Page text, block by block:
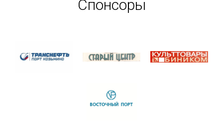
Спонсоры